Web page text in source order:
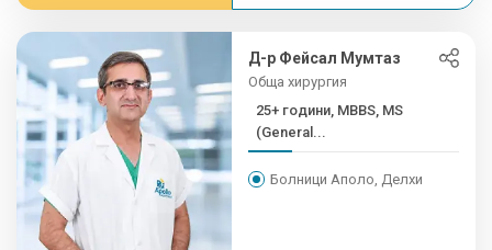
Д-р Фейсал Мумтаз
Обща хирургия
25+ години, MBBS, MS
(General...
Болници Аполо, Делхи